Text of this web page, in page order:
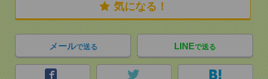
気になる！
メールで送る LINEで送る